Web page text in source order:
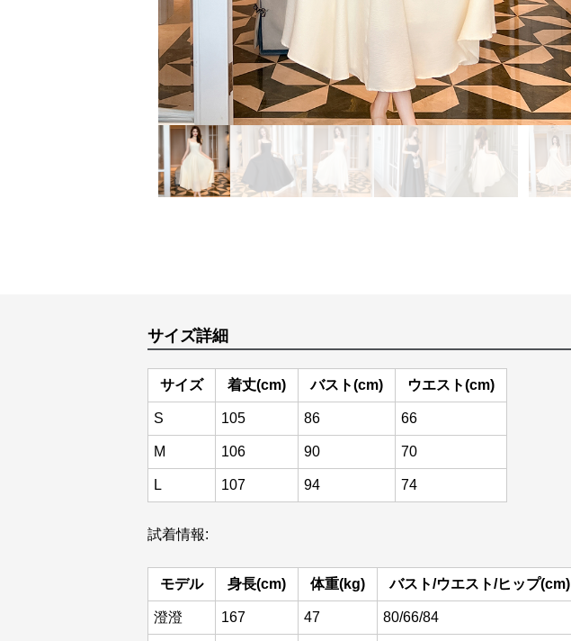
サイズ詳細
サイズ 着丈(cm) バスト(cm) ウエスト(cm)
S 105 86 66
M 106 90 70
L 107 94 74
試着情報:
モデル 身長(cm) 体重(kg) バスト/ウエスト/ヒップ(cm)
澄澄 167 47 80/66/84